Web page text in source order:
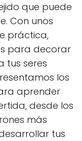
p
a
r
t
i
r
e
n
k
e
d
I
n
p
r
e
i
que puede
Con unos
práctica,
para decorar
tus seres
los
aprender
desde los
más
tus